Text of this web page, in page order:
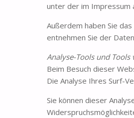
unter der im Impressum
Außerdem haben Sie
entnehmen Sie der
Analyse-Tools und
Beim Besuch dieser
Die Analyse Ihres Surf-
Sie können dieser